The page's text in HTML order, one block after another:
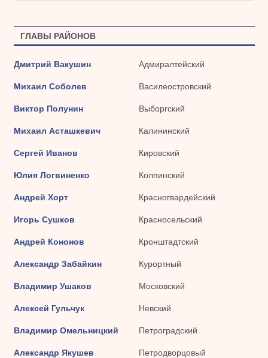
ГЛАВЫ РАЙОНОВ
Дмитрий Вакушин Адмиралтейский
Михаил Соболев Василеостровский
Виктор Полунин Выборгский
Михаил Асташкевич Калининский
Сергей Иванов Кировский
Юлия Логвиненко Колпинский
Андрей Хорт Красногвардейский
Игорь Сушков Красносельский
Андрей Кононов Кронштадтский
Александр Забайкин Курортный
Владимир Ушаков Московский
Алексей Гульчук Невский
Владимир Омельницкий Петроградский
Александр Якушев Петродворцовый